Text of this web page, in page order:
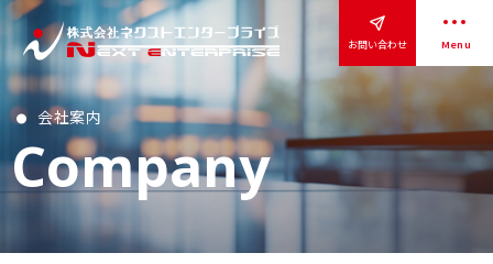
Menu
お問い合わせ
トップページ
ネクストエンタープライズについて
会社案内
Company